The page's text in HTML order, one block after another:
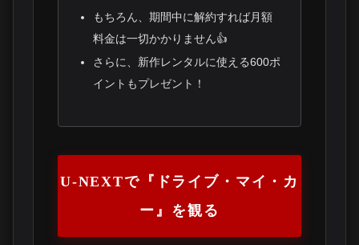
もちろん、期間中に解約すれば月額
料金は一切かかりません👍
さらに、新作レンタルに使える600ポ
イントもプレゼント！
U-NEXTで『ドライブ・マイ・カ
ー』を観る